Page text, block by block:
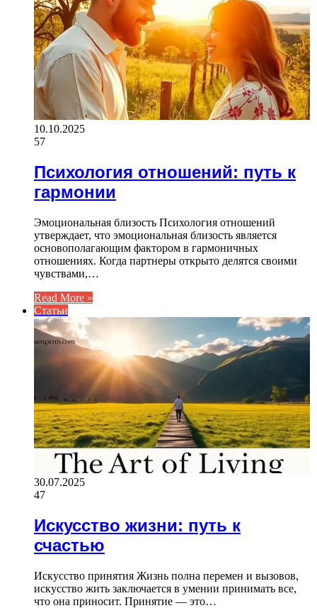
10.10.2025
57
Психология отношений: путь к
гармонии
Эмоциональная близость Психология отношений
утверждает, что эмоциональная близость является
основополагающим фактором в гармоничных
отношениях. Когда партнеры открыто делятся своими
чувствами,…
Read More »
Статьи
30.07.2025
47
Искусство жизни: путь к
счастью
Искусство принятия Жизнь полна перемен и вызовов,
искусство жить заключается в умении принимать все,
что она приносит. Принятие — это…